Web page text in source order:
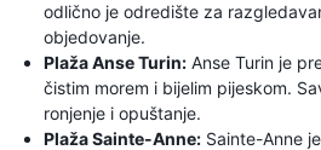
odlično je odredište za
objedovanje.
Plaža Anse Turin: Anse Turin je
čistim morem i bijelim pijeskom.
ronjenje i opuštanje.
Plaža Sainte-Anne: Sainte-Anne